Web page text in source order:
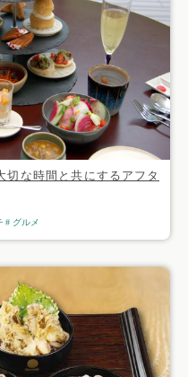
切な時間と共にするアフタ
グルメ